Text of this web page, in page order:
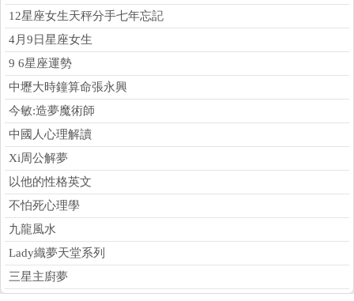
12星座女生天秤分手七年忘記
4月9日星座女生
9 6星座運勢
中壢大時鐘算命張永興
今敏:造夢魔術師
中國人心理解讀
Xi周公解夢
以他的性格英文
不怕死心理學
九龍風水
Lady織夢天堂系列
三星主廚夢